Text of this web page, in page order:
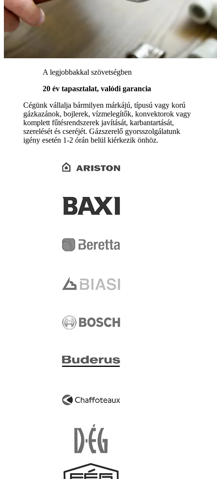
A legjobbakkal szövetségben
20 év tapasztalat, valódi garancia
Cégünk vállalja bármilyen márkájú, típusú vagy korú
gázkazánok, bojlerek, vízmelegítők, konvektorok vagy
komplett fűtésrendszerek javítását, karbantartását,
szerelését és cseréjét. Gázszerelő gyorsszolgálatunk
igény esetén 1-2 órán belül kiérkezik önhöz.